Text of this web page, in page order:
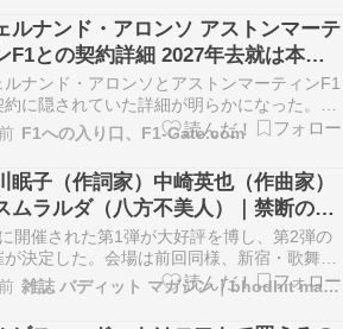
ド・ラゲッジレーベル(LUGGAGE LABEL)の
用のショルダーを使用します。 なお、吉田…
ルナンド・アロンソ アストンマーテ
F1との契約詳細 2027年去就は本人
ルナンド・アロンソとアストンマーティンF1
約に隠されていた詳細が明らかになった。
SportsのF1コメンテーターであるデビッド・
フトによると、アロンソは5年契約を結んで
、そのうち2年間がレースドライバー、残る3
がブランドアンバサダーとしての契約になっ
F1への入り口、F1-Gate.com
眠子（作詞家）中崎英也（作曲家）
ムラルダ（八方不美人）｜禁断のト
イベント第２弾開催
開催された第1弾が大好評を博し、第2弾の
が決定した。会場は前回同様、新宿・歌舞伎
ある“銀河系初のトーク・ライブハウ
PLUS ONE（ロフトプラスワン）。今回
問フォームも設けられ、事前アンケ […]
雑誌 バディット マガジン｜bhodhit magazine